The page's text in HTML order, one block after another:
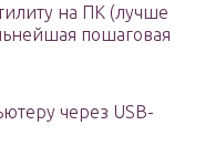
на ПК (лучше
пошаговая
через USB-